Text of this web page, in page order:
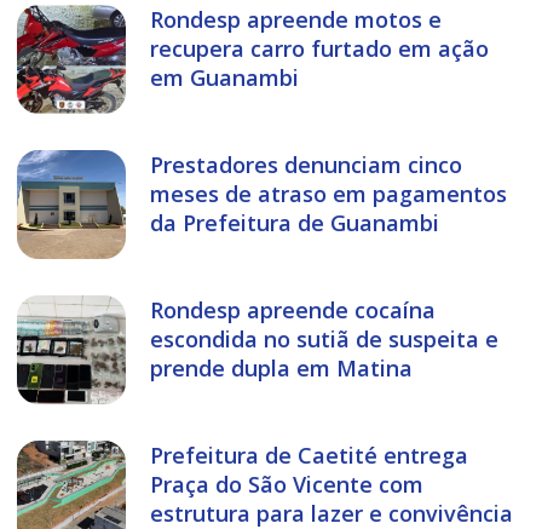
Rondesp apreende motos e
recupera carro furtado em ação
em Guanambi
Prestadores denunciam cinco
meses de atraso em pagamentos
da Prefeitura de Guanambi
Rondesp apreende cocaína
escondida no sutiã de suspeita e
prende dupla em Matina
Prefeitura de Caetité entrega
Praça do São Vicente com
estrutura para lazer e convivência